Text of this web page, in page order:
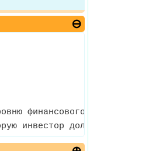
финансового
инвестор должен